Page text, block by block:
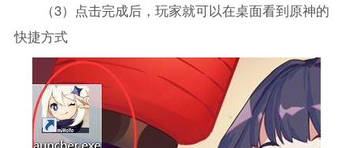
（3）点击完成后，玩家就可以在桌面看到原神的
快捷方式